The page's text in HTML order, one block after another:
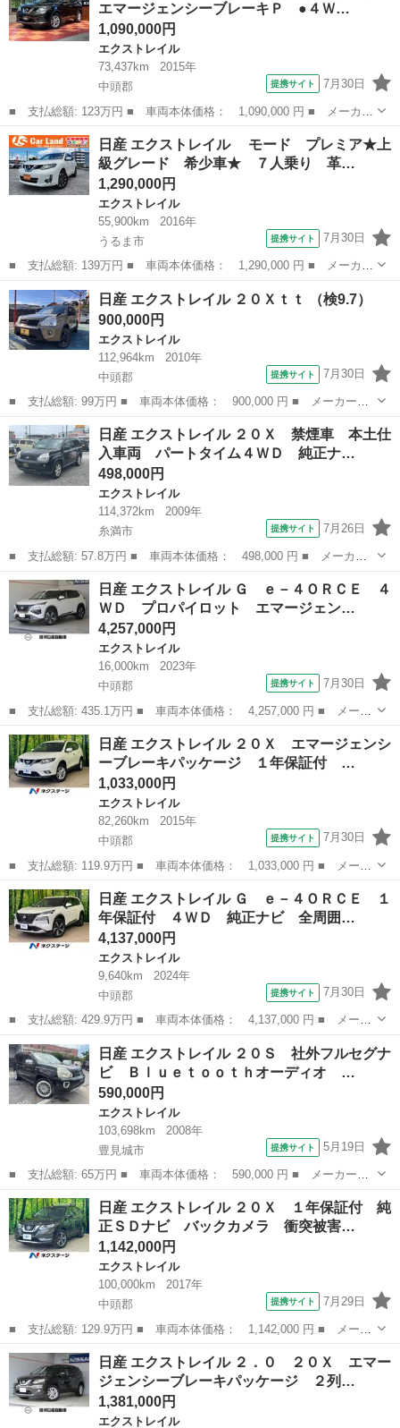
ア枚数...
エマージェンシーブレーキＰ ●４Ｗ…
1,090,000円
エクストレイル
73,437km
2015年
中頭郡
提携サイト 7月30日
■ 支払総額: 123万円 ■ 車両本体価格： 1,090,000 円 ■ メーカー
名： 日産 ■ 車種名： エクストレイル ■ グレード名： ２０
Ｘ ハイブリッド エマージェンシーブレーキＰ ●４ＷＤ●純正ナビ
●Ｂｌｕｅ...
沖縄 中頭郡 エクストレイル
日産 エクストレイル モード プレミア★上
級グレード 希少車★ ７人乗り 革…
1,290,000円
エクストレイル
55,900km
2016年
うるま市
提携サイト 7月30日
■ 支払総額: 139万円 ■ 車両本体価格： 1,290,000 円 ■ メーカー
名： 日産 ■ 車種名： エクストレイル ■ グレード名： モー
ド プレミア★上級グレード 希少車★ ７人乗り 革シート エマ
ージェンシ...
沖縄 うるま市 エクストレイル
日産 エクストレイル ２０Ｘｔｔ （検9.7）
900,000円
エクストレイル
112,964km
2010年
中頭郡
提携サイト 7月30日
■ 支払総額: 99万円 ■ 車両本体価格： 900,000 円 ■ メーカー
名： 日産 ■ 車種名： エクストレイル ■ グレード名： ２０Ｘ
ｔｔ ■ 排気量： 2000cc ■ ドア枚数： 5D ■ ミッション：
CV...
沖縄 中頭郡 エクストレイル
日産 エクストレイル ２０Ｘ 禁煙車 本土仕
入車両 パートタイム４ＷＤ 純正ナ…
498,000円
エクストレイル
114,372km
2009年
糸満市
提携サイト 7月26日
■ 支払総額: 57.8万円 ■ 車両本体価格： 498,000 円 ■ メーカー
名： 日産 ■ 車種名： エクストレイル ■ グレード名： ２０
Ｘ 禁煙車 本土仕入車両 パートタイム４ＷＤ 純正ナビ ハーフ
レザーシート ...
沖縄 糸満市 エクストレイル
日産 エクストレイル Ｇ ｅ－４ＯＲＣＥ ４
ＷＤ プロパイロット エマージェン…
4,257,000円
エクストレイル
16,000km
2023年
中頭郡
提携サイト 7月30日
■ 支払総額: 435.1万円 ■ 車両本体価格： 4,257,000 円 ■ メーカ
ー名： 日産 ■ 車種名： エクストレイル ■ グレード名： Ｇ
ｅ－４ＯＲＣＥ ４ＷＤ プロパイロット エマージェンシーブレー
キ 純正...
沖縄 中頭郡 エクストレイル
日産 エクストレイル ２０Ｘ エマージェンシ
ーブレーキパッケージ １年保証付 …
1,033,000円
エクストレイル
82,260km
2015年
中頭郡
提携サイト 7月30日
■ 支払総額: 119.9万円 ■ 車両本体価格： 1,033,000 円 ■ メーカ
ー名： 日産 ■ 車種名： エクストレイル ■ グレード名： ２０
Ｘ エマージェンシーブレーキパッケージ １年保証付 ４ＷＤ 純
正ナビ ...
沖縄 中頭郡 エクストレイル
日産 エクストレイル Ｇ ｅ－４ＯＲＣＥ １
年保証付 ４ＷＤ 純正ナビ 全周囲…
4,137,000円
エクストレイル
9,640km
2024年
中頭郡
提携サイト 7月30日
■ 支払総額: 429.9万円 ■ 車両本体価格： 4,137,000 円 ■ メーカ
ー名： 日産 ■ 車種名： エクストレイル ■ グレード名： Ｇ
ｅ－４ＯＲＣＥ １年保証付 ４ＷＤ 純正ナビ 全周囲カメラ 衝
突被害軽...
沖縄 中頭郡 エクストレイル
日産 エクストレイル ２０Ｓ 社外フルセグナ
ビ Ｂｌｕｅｔｏｏｔｈオーディオ …
590,000円
エクストレイル
103,698km
2008年
豊見城市
提携サイト 5月19日
■ 支払総額: 65万円 ■ 車両本体価格： 590,000 円 ■ メーカー
名： 日産 ■ 車種名： エクストレイル ■ グレード名： ２０
Ｓ 社外フルセグナビ Ｂｌｕｅｔｏｏｔｈオーディオ ＣＤ ＤＶ
Ｄ再生可 バックカ...
沖縄 豊見城市 エクストレイル
日産 エクストレイル ２０Ｘ １年保証付 純
正ＳＤナビ バックカメラ 衝突被害…
1,142,000円
エクストレイル
100,000km
2017年
中頭郡
提携サイト 7月29日
■ 支払総額: 129.9万円 ■ 車両本体価格： 1,142,000 円 ■ メーカ
ー名： 日産 ■ 車種名： エクストレイル ■ グレード名： ２０
Ｘ １年保証付 純正ＳＤナビ バックカメラ 衝突被害軽減システ
ム 禁煙...
沖縄 中頭郡 エクストレイル
日産 エクストレイル ２．０ ２０Ｘ エマー
ジェンシーブレーキパッケージ ２列…
1,381,000円
エクストレイル